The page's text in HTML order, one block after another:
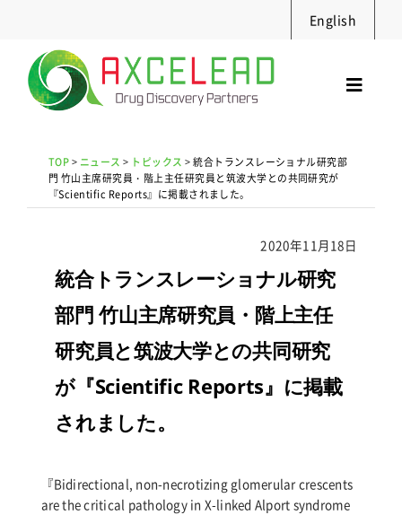
content
English
セミナー
実績・資料
採用情報
企業情報
お問合せ
Search
TOP> ニュース > トピックス >統合トランスレーショナル研究部
門 竹山主席研究員・階上主任研究員と筑波大学との共同研究が
『Scientific Reports』に掲載されました。
2020年11月18日
統合トランスレーショナル研究
部門 竹山主席研究員・階上主任
研究員と筑波大学との共同研究
が『Scientific Reports』に掲載
されました。
『Bidirectional, non-necrotizing glomerular crescents
are the critical pathology in X-linked Alport syndrome